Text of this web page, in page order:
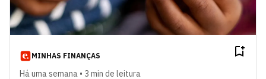
MINHAS FINANÇAS
Há uma semana • 3 min de leitura